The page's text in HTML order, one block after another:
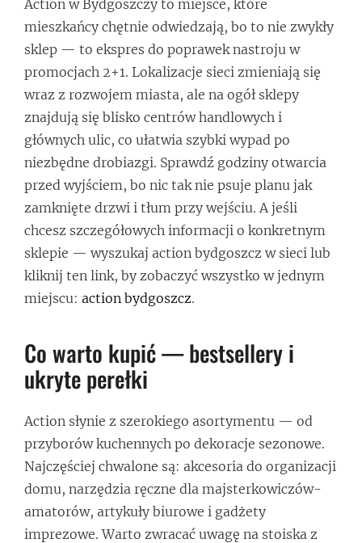
Action w Bydgoszczy to miejsce, które
mieszkańcy chętnie odwiedzają, bo to nie zwykły
sklep — to ekspres do poprawek nastroju w
promocjach 2+1. Lokalizacje sieci zmieniają się
wraz z rozwojem miasta, ale na ogół sklepy
znajdują się blisko centrów handlowych i
głównych ulic, co ułatwia szybki wypad po
niezbędne drobiazgi. Sprawdź godziny otwarcia
przed wyjściem, bo nic tak nie psuje planu jak
zamknięte drzwi i tłum przy wejściu. A jeśli
chcesz szczegółowych informacji o konkretnym
sklepie — wyszukaj action bydgoszcz w sieci lub
kliknij ten link, by zobaczyć wszystko w jednym
miejscu: action bydgoszcz.
Co warto kupić — bestsellery i
ukryte perełki
Action słynie z szerokiego asortymentu — od
przyborów kuchennych po dekoracje sezonowe.
Najczęściej chwalone są: akcesoria do organizacji
domu, narzędzia ręczne dla majsterkowiczów-
amatorów, artykuły biurowe i gadżety
imprezowe. Warto zwracać uwagę na stoiska z